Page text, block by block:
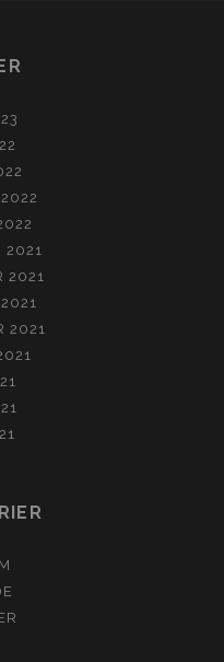
2021
2021
2021